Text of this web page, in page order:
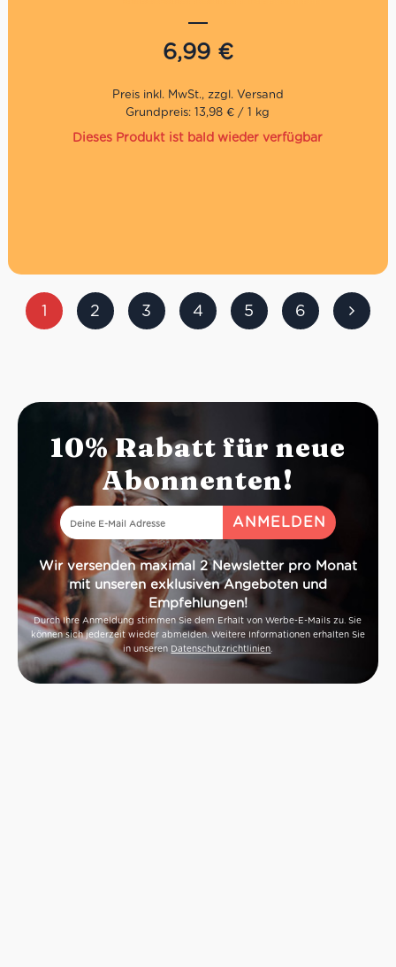
Traditionelles Geschenk zu Weihnachten
Traditionelles Rezept6,99 €
Grundpreis: 13,98 € / 1 kg
Dieses Produkt ist bald wieder verfügbar
1 2 3 4 5 6
10% Rabatt für neue
Abonnenten!
Wir versenden maximal 2 Newsletter pro Monat
mit unseren exklusiven Angeboten und
Empfehlungen!
Durch Ihre Anmeldung stimmen Sie dem Erhalt von Werbe-E-Mails zu. Sie
können sich jederzeit wieder abmelden. Weitere Informationen erhalten Sie
in unseren Datenschutzrichtlinien